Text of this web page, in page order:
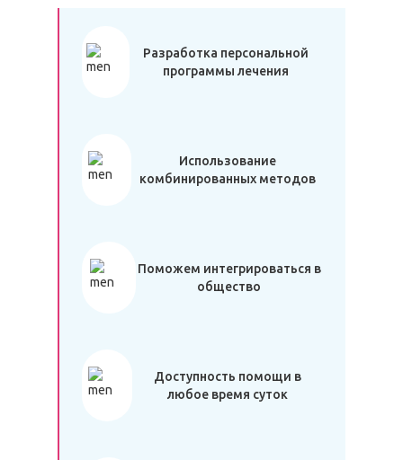
Разработка персональной
программы лечения
Использование
комбинированных методов
Поможем интегрироваться в
общество
Доступность помощи в
любое время суток